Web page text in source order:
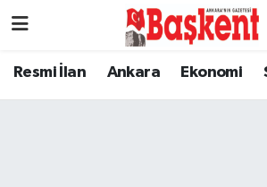
Resmi İlan Ankara Ekonomi